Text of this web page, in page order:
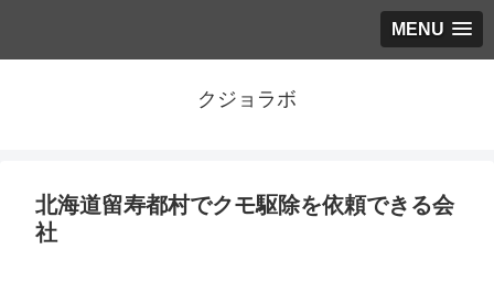
MENU
クジョラボ
北海道留寿都村でクモ駆除を依頼できる会
社